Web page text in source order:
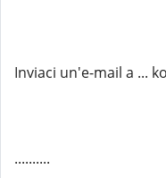
Inviaci un'e-mail a ...
..........